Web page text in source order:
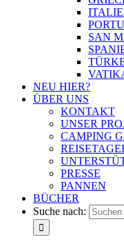
SAN
NEU HIER?
ÜBER UNS
KONTAKT
UNSER
CAMPING
PRESSE
PANNEN
BÜCHER
Suche nach: